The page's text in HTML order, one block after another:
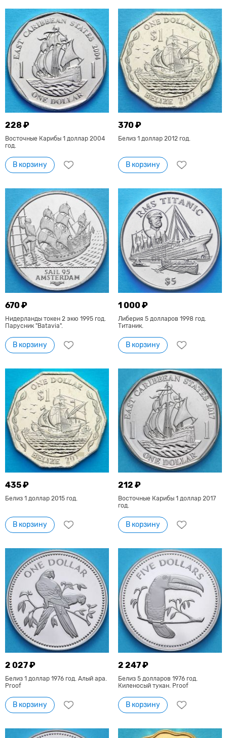
228 ₽
Восточные Карибы 1 доллар 2004
год.
В корзину
370 ₽
Белиз 1 доллар 2012 год.
В корзину
670 ₽
Нидерланды токен 2 экю 1995 год.
Парусник "Batavia".
В корзину
1 000 ₽
Либерия 5 долларов 1998 год.
Титаник.
В корзину
435 ₽
Белиз 1 доллар 2015 год.
В корзину
212 ₽
Восточные Карибы 1 доллар 2017
год.
В корзину
2 027 ₽
Белиз 1 доллар 1976 год. Алый ара.
Proof
В корзину
2 247 ₽
Белиз 5 долларов 1976 год.
Киленосый тукан. Proof
В корзину